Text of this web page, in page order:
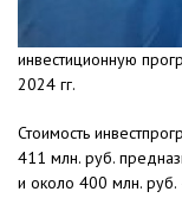
инвестиционную
2024 гг.
Стоимость
411 млн. руб.
и около 400 млн.